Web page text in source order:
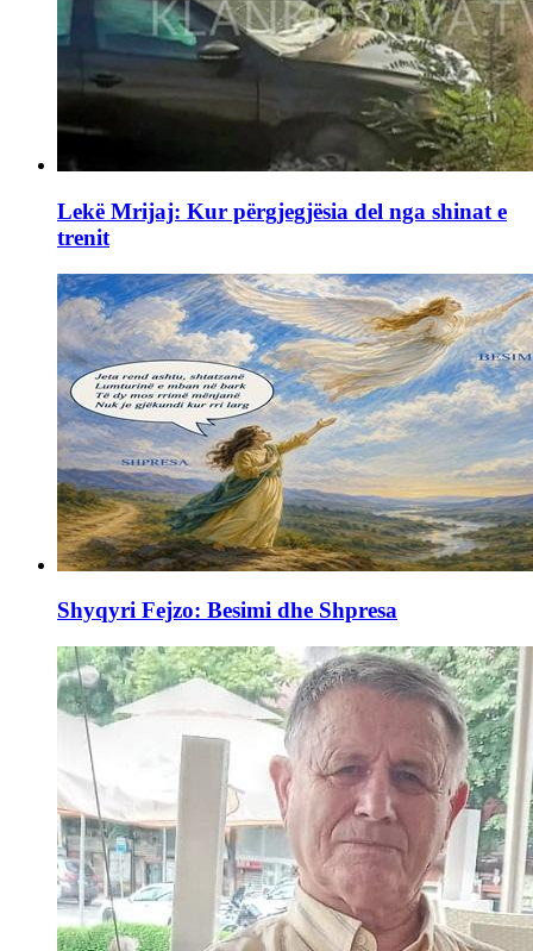
Lekë Mrijaj: Kur përgjegjësia del nga shinat e
trenit
Shyqyri Fejzo: Besimi dhe Shpresa